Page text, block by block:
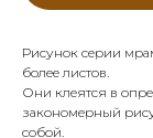
Рисунок серии
более листов.
Они клеятся в
закономерный
собой.